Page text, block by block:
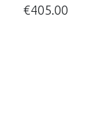
€405.00